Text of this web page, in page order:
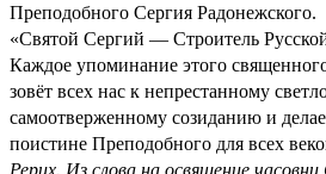
Преподобного Сергия Радонежского.
«Святой Сергий — Строитель
Каждое упоминание этого
зовёт всех нас к непрестанному
самоотверженному созиданию и
поистине Преподобного для всех
Рерих. Из слова на освящение